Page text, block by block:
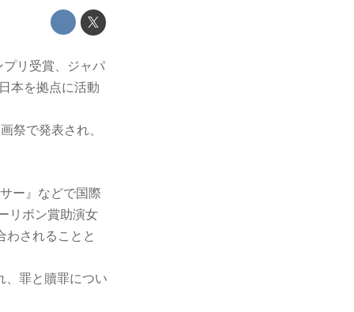
リ受賞、ジャパ
本を拠点に活動
祭で発表され、
ー』などで国際
リボン賞助演女
わされることと
、罪と贖罪につい